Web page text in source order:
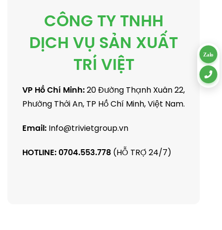
CÔNG TY TNHH
DỊCH VỤ SẢN XUẤT
TRÍ VIỆT
VP Hồ Chí Minh:20 Đường Thạnh Xuân 22,
Phường Thới An, TP Hồ Chí Minh, Việt Nam.
Email:Info@trivietgroup.vn
HOTLINE:0704.553.778(HỖ TRỢ 24/7)
Zalo